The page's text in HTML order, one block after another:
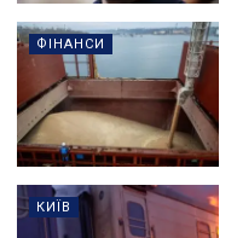
ФІНАНСИ
КИЇВ